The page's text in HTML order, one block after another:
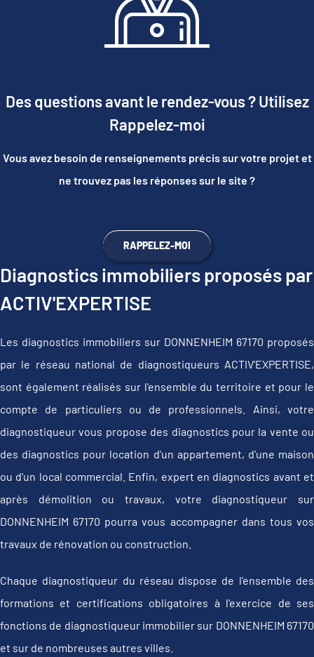
Des questions avant le rendez-vous ? Utilisez
Rappelez-moi
Vous avez besoin de renseignements précis sur votre projet et
ne trouvez pas les réponses sur le site ?
RAPPELEZ-MOI
Diagnostics immobiliers proposés par
ACTIV'EXPERTISE
Les diagnostics immobiliers sur DONNENHEIM 67170 proposés
par le réseau national de diagnostiqueurs ACTIV'EXPERTISE,
sont également réalisés sur l'ensemble du territoire et pour le
compte de particuliers ou de professionnels. Ainsi, votre
diagnostiqueur vous propose des diagnostics pour la vente ou
des diagnostics pour location d'un appartement, d'une maison
ou d'un local commercial. Enfin, expert en diagnostics avant et
après démolition ou travaux, votre diagnostiqueur sur
DONNENHEIM 67170 pourra vous accompagner dans tous vos
travaux de rénovation ou construction.
Chaque diagnostiqueur du réseau dispose de l'ensemble des
formations et certifications obligatoires à l'exercice de ses
fonctions de diagnostiqueur immobilier sur DONNENHEIM 67170
et sur de nombreuses autres villes.